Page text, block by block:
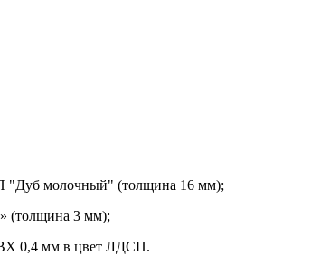
"Дуб молочный" (толщина 16 мм);
(толщина 3 мм);
0,4 мм в цвет ЛДСП.